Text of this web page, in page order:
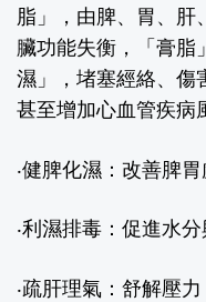
脂」，由脾、胃、肝
臟功能失衡，「膏脂
濕」，堵塞經絡、傷
甚至增加心血管疾病
‧健脾化濕： 改善脾
‧利濕排毒： 促進水分
‧疏肝理氣： 舒解壓